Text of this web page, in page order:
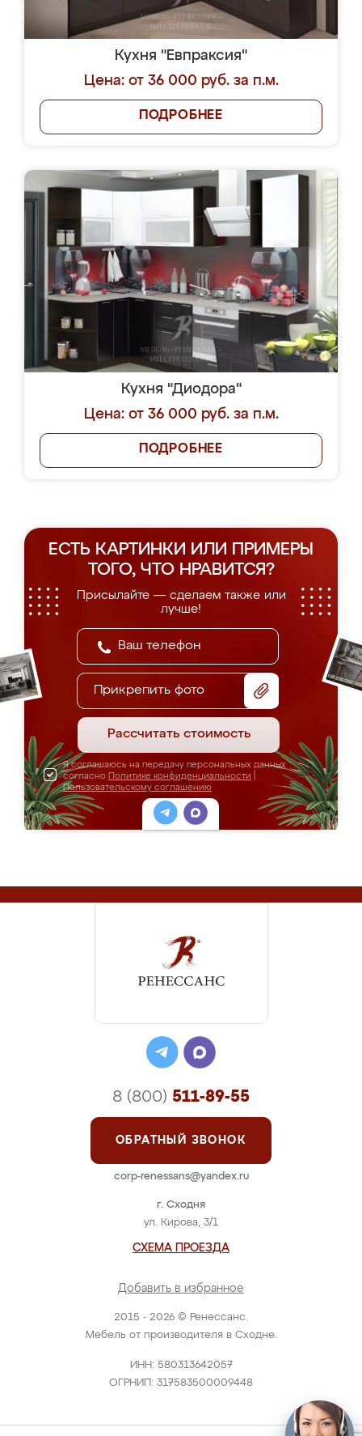
Кухня "Евпраксия"
Цена: от 36 000 руб. за п.м.
ПОДРОБНЕЕ
Кухня "Диодора"
Цена: от 36 000 руб. за п.м.
ПОДРОБНЕЕ
ЕСТЬ КАРТИНКИ ИЛИ ПРИМЕРЫ
ТОГО, ЧТО НРАВИТСЯ?
Присылайте — сделаем также или
лучше!
Прикрепить фото
Рассчитать стоимость
Я соглашаюсь на передачу персональных данных
согласно Политике конфиденциальности
Пользовательскому соглашению
2015 - 2026 © Ренессанс.
Мебель от производителя в Сходне.
ИНН: 580313642057
ОГРНИП: 317583500009448
г. Сходня
ул. Кирова, 3/1
СХЕМА ПРОЕЗДА
Добавить в избранное
8 (800) 511-89-55
ОБРАТНЫЙ ЗВОНОК
corp-renessans@yandex.ru